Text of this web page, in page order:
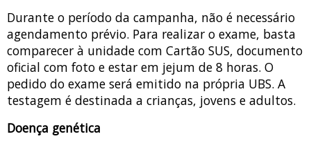
Durante o período da campanha, não é necessário
agendamento prévio. Para realizar o exame, basta
comparecer à unidade com Cartão SUS, documento
oficial com foto e estar em jejum de 8 horas. O
pedido do exame será emitido na própria UBS. A
testagem é destinada a crianças, jovens e adultos.
Doença genética